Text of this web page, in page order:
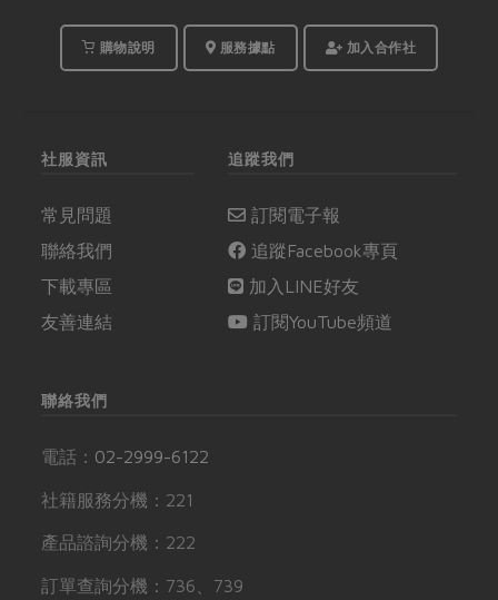
購物說明 服務據點 加入合作社
社服資訊
常見問題
聯絡我們
下載專區
友善連結
追蹤我們
訂閱電子報
追蹤Facebook專頁
加入LINE好友
訂閱YouTube頻道
聯絡我們
電話： 02-2999-6122
社籍服務分機：221
產品諮詢分機：222
訂單查詢分機：736、739